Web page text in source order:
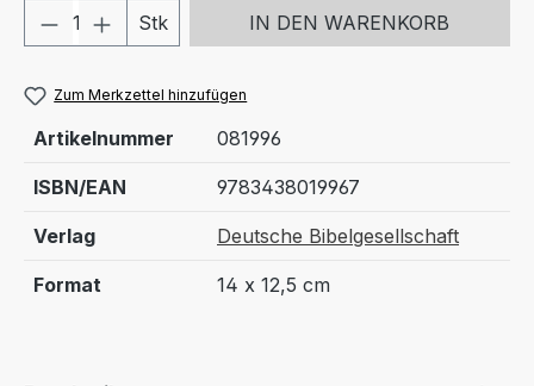
Produkt Anzahl: Gib den
Stk IN DEN WARENKORB
Zum Merkzettel hinzufügen
Artikelnummer 081996
ISBN/EAN 9783438019967
Verlag Deutsche Bibelgesellschaft
Format 14 x 12,5 cm